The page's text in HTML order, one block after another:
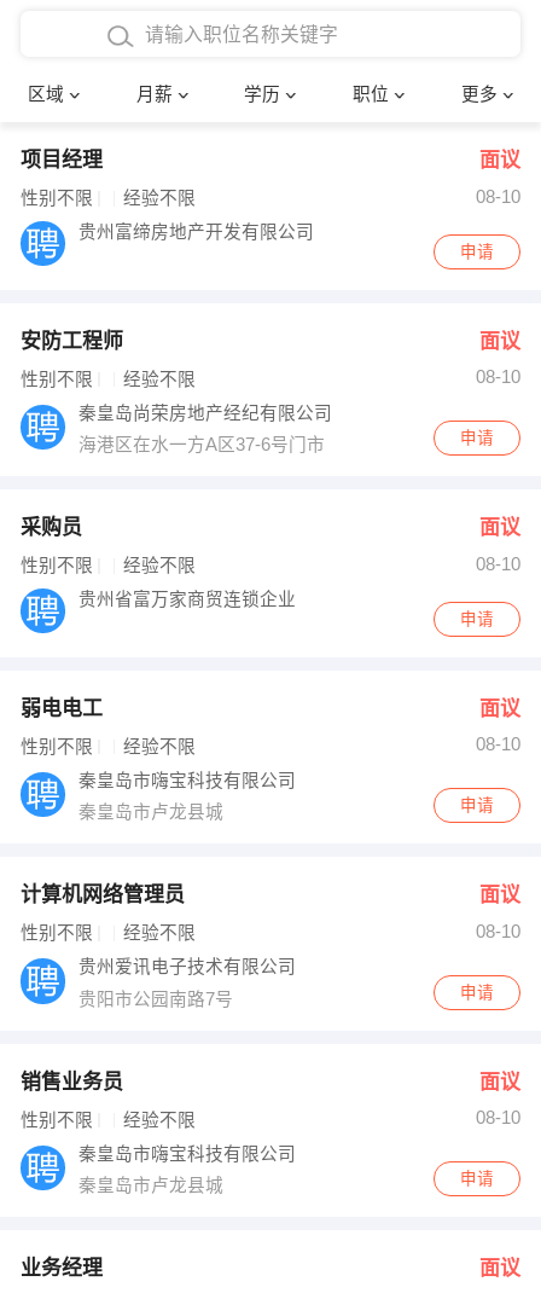
区域 月薪 学历 职位 更多
4000-5000元
8000-12000元
12000-20000元
博士
文员
财务会计
网络IT
快递员
收银员 技术员/工程师
水电/机修
出纳
编辑
跟单
其他职位
确定
项目经理 面议
性别不限 经验不限
08-10
贵州富缔房地产开发有限公司
申请
安防工程师 面议
性别不限 经验不限
08-10
秦皇岛尚荣房地产经纪有限公司
海港区在水一方A区37-6号门市
申请
采购员 面议
性别不限 经验不限
08-10
贵州省富万家商贸连锁企业
申请
弱电电工 面议
性别不限 经验不限
08-10
秦皇岛市嗨宝科技有限公司
秦皇岛市卢龙县城
申请
计算机网络管理员 面议
性别不限 经验不限
08-10
贵州爱讯电子技术有限公司
贵阳市公园南路7号
申请
销售业务员 面议
性别不限 经验不限
08-10
秦皇岛市嗨宝科技有限公司
秦皇岛市卢龙县城
申请
业务经理 面议